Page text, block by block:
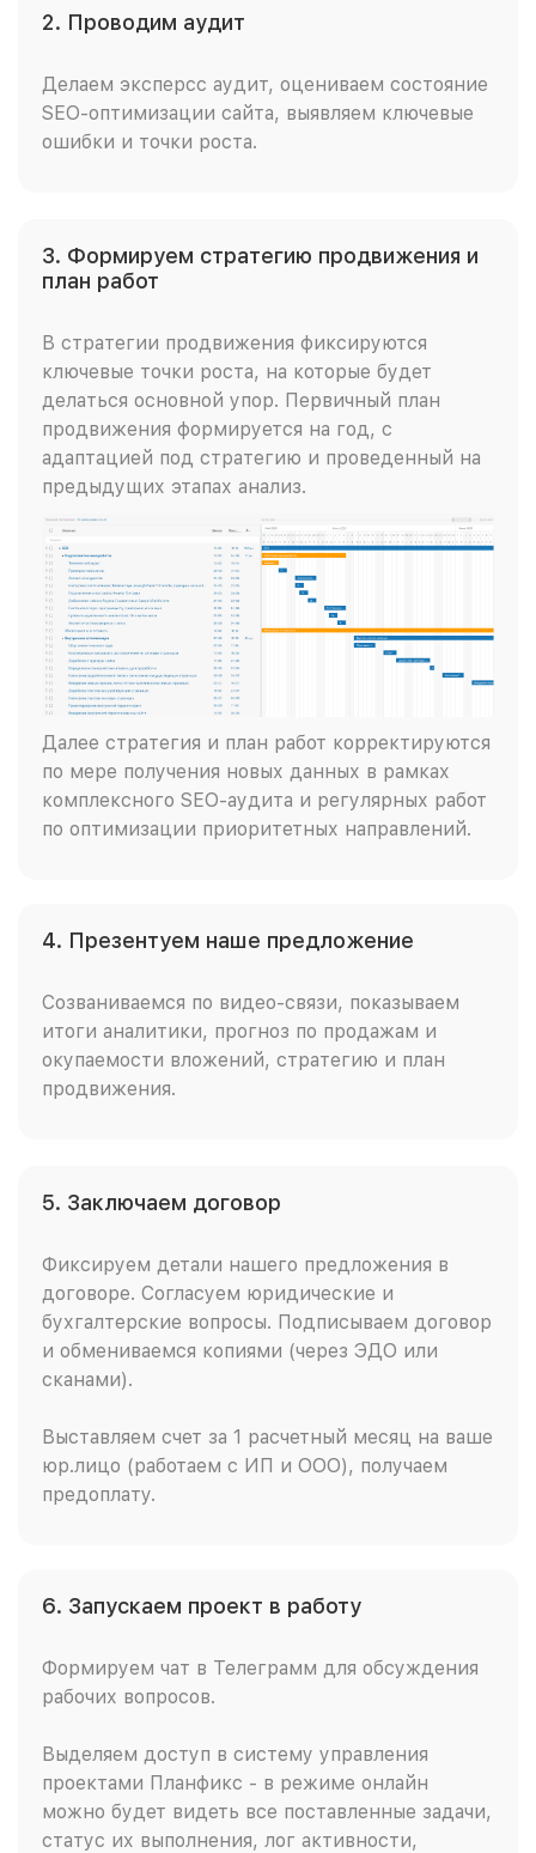
2. Проводим аудит
Делаем эксперсс аудит, оцениваем состояние
SEO-оптимизации сайта, выявляем ключевые
ошибки и точки роста.
3. Формируем стратегию продвижения и
план работ
В стратегии продвижения фиксируются
ключевые точки роста, на которые будет
делаться основной упор. Первичный план
продвижения формируется на год, с
адаптацией под стратегию и проведенный на
предыдущих этапах анализ.
Далее стратегия и план работ корректируются
по мере получения новых данных в рамках
комплексного SEO-аудита и регулярных работ
по оптимизации приоритетных направлений.
4. Презентуем наше предложение
Созваниваемся по видео-связи, показываем
итоги аналитики, прогноз по продажам и
окупаемости вложений, стратегию и план
продвижения.
5. Заключаем договор
Фиксируем детали нашего предложения в
договоре. Согласуем юридические и
бухгалтерские вопросы. Подписываем договор
и обмениваемся копиями (через ЭДО или
сканами).
Выставляем счет за 1 расчетный месяц на ваше
юр.лицо (работаем с ИП и ООО), получаем
предоплату.
6. Запускаем проект в работу
Формируем чат в Телеграмм для обсуждения
рабочих вопросов.
Выделяем доступ в систему управления
проектами Планфикс - в режиме онлайн
можно будет видеть все поставленные задачи,
статус их выполнения, лог активности,